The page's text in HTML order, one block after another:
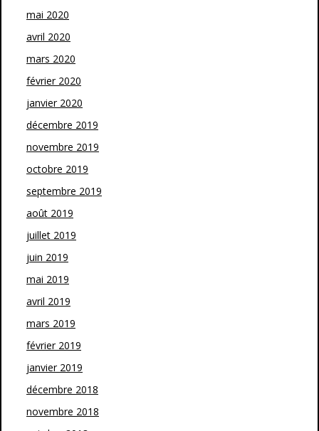
mai 2020
avril 2020
mars 2020
février 2020
janvier 2020
décembre 2019
novembre 2019
octobre 2019
septembre 2019
août 2019
juillet 2019
juin 2019
mai 2019
avril 2019
mars 2019
février 2019
janvier 2019
décembre 2018
novembre 2018